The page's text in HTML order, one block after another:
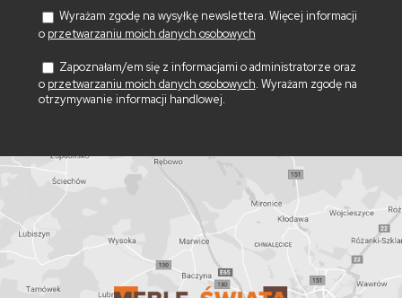
Wyrażam zgodę na wysyłkę newslettera. Więcej informacji
o przetwarzaniu moich danych osobowych
Zapoznałam/em się z informacjami o administratorze oraz
o przetwarzaniu moich danych osobowych. Wyrażam zgodę na
otrzymywanie informacji handlowej.